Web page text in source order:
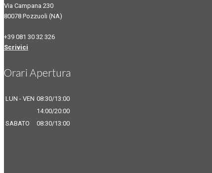
Via Campana 230
80078 Pozzuoli (NA)
+39 081 30 32 326
Scrivici
Orari Apertura
LUN - VEN 08:30/13:00
14:00/20:00
SABATO
08:30/13:00